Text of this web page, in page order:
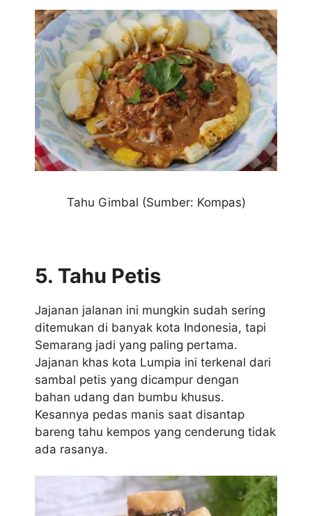
Tahu Gimbal (Sumber: Kompas)
5. Tahu Petis
Jajanan jalanan ini mungkin sudah sering
ditemukan di banyak kota Indonesia, tapi
Semarang jadi yang paling pertama.
Jajanan khas kota Lumpia ini terkenal dari
sambal petis yang dicampur dengan
bahan udang dan bumbu khusus.
Kesannya pedas manis saat disantap
bareng tahu kempos yang cenderung tidak
ada rasanya.